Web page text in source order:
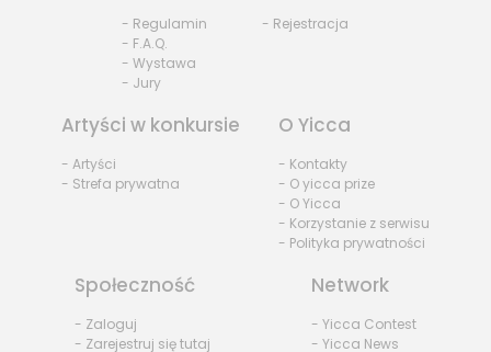
- Regulamin
- F.A.Q.
- Wystawa
- Jury
- Rejestracja
Artyści w konkursie
- Artyści
- Strefa prywatna
O Yicca
- Kontakty
- O yicca prize
- O Yicca
- Korzystanie z serwisu
- Polityka prywatności
Społeczność
- Zaloguj
- Zarejestruj się tutaj
Network
- Yicca Contest
- Yicca News